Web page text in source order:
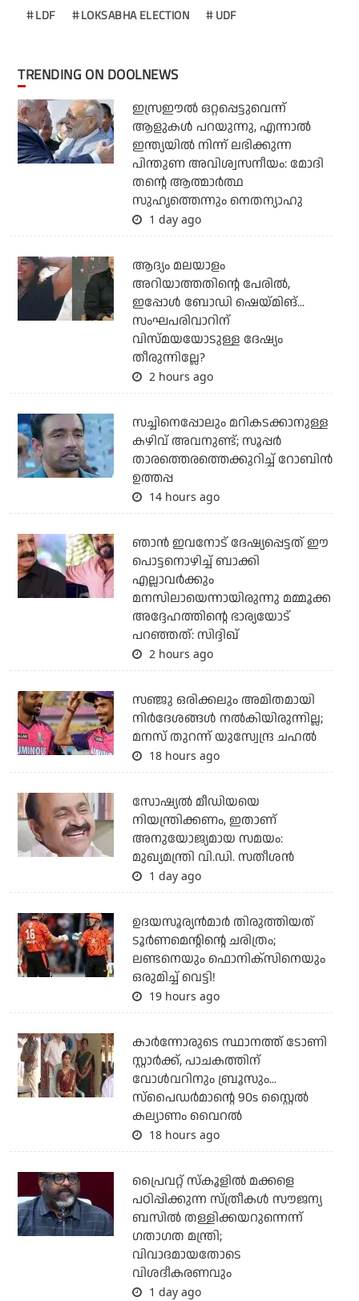
LDF LOKSABHA ELECTION UDF
TRENDING ON DOOLNEWS
ഇസ്രഈല്‍ ഒറ്റപ്പെട്ടുവെന്ന്
ആളുകള്‍ പറയുന്നു, എന്നാല്‍
ഇന്ത്യയില്‍ നിന്ന് ലഭിക്കുന്ന
പിന്തുണ അവിശ്വസനീയം: മോദി
തന്റെ ആത്മാര്‍ത്ഥ
സുഹൃത്തെന്നും നെതന്യാഹു
1 day ago
ആദ്യം മലയാളം
അറിയാത്തതിന്റെ പേരില്‍,
ഇപ്പോള്‍ ബോഡി ഷെയ്മിങ്...
സംഘപരിവാറിന്
വിസ്മയയോടുള്ള ദേഷ്യം
തീരുന്നില്ലേ?
2 hours ago
സച്ചിനെപ്പോലും മറികടക്കാനുള്ള
കഴിവ് അവനുണ്ട്; സൂപ്പര്‍
താരത്തെരത്തെക്കുറിച്ച് റോബിന്‍
ഉത്തപ്പ
14 hours ago
ഞാന്‍ ഇവനോട് ദേഷ്യപ്പെട്ടത് ഈ
പൊട്ടനൊഴിച്ച് ബാക്കി
എല്ലാവര്‍ക്കും
മനസിലായെന്നായിരുന്നു മമ്മൂക്ക
അദ്ദേഹത്തിന്റെ ഭാര്യയോട്
പറഞ്ഞത്: സിദ്ദിഖ്
2 hours ago
സഞ്ജു ഒരിക്കലും അമിതമായി
നിര്‍ദേശങ്ങള്‍ നല്‍കിയിരുന്നില്ല;
മനസ് തുറന്ന് യുസ്വേന്ദ്ര ചഹല്‍
18 hours ago
സോഷ്യല്‍ മീഡിയയെ
നിയന്ത്രിക്കണം, ഇതാണ്
അനുയോജ്യമായ സമയം:
മുഖ്യമന്ത്രി വി.ഡി. സതീശന്‍
1 day ago
ഉദയസൂര്യന്‍മാര്‍ തിരുത്തിയത്
ടൂര്‍ണമെന്റിന്റെ ചരിത്രം;
ലണ്ടനെയും ഫൊനിക്‌സിനെയും
ഒരുമിച്ച് വെട്ടി!
19 hours ago
കാര്‍ന്നോരുടെ സ്ഥാനത്ത് ടോണി
സ്റ്റാര്‍ക്ക്, പാചകത്തിന്
വോള്‍വറിനും ബ്രൂസും...
സ്‌പൈഡര്‍മാന്റെ 90s സ്റ്റൈല്‍
കല്യാണം വൈറല്‍
18 hours ago
പ്രൈവറ്റ് സ്‌കൂളില്‍ മക്കളെ
പഠിപ്പിക്കുന്ന സ്ത്രീകള്‍ സൗജന്യ
ബസില്‍ തള്ളിക്കയറുന്നെന്ന്
ഗതാഗത മന്ത്രി;
വിവാദമായതോടെ
വിശദീകരണവും
1 day ago